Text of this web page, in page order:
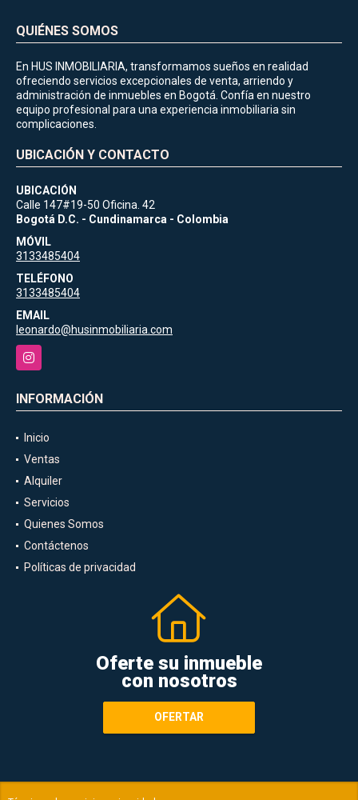
QUIÉNES SOMOS
En HUS INMOBILIARIA, transformamos sueños en realidad
ofreciendo servicios excepcionales de venta, arriendo y
administración de inmuebles en Bogotá. Confía en nuestro
equipo profesional para una experiencia inmobiliaria sin
complicaciones.
UBICACIÓN Y CONTACTO
UBICACIÓN
Calle 147#19-50 Oficina. 42
Bogotá D.C. - Cundinamarca - Colombia
MÓVIL
3133485404
TELÉFONO
3133485404
EMAIL
leonardo@husinmobiliaria.com
Instagram
INFORMACIÓN
Inicio
Ventas
Alquiler
Servicios
Quienes Somos
Contáctenos
Políticas de privacidad
Oferte su inmueble
con nosotros
OFERTAR